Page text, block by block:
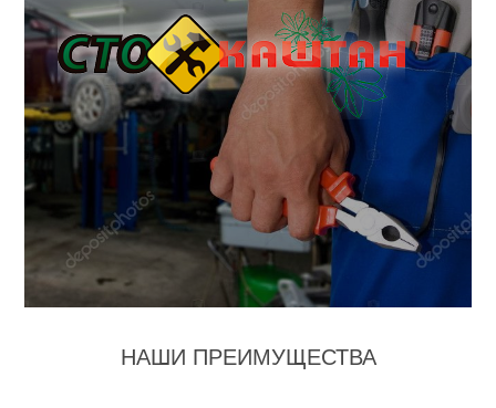
НАШИ ПРЕИМУЩЕСТВА